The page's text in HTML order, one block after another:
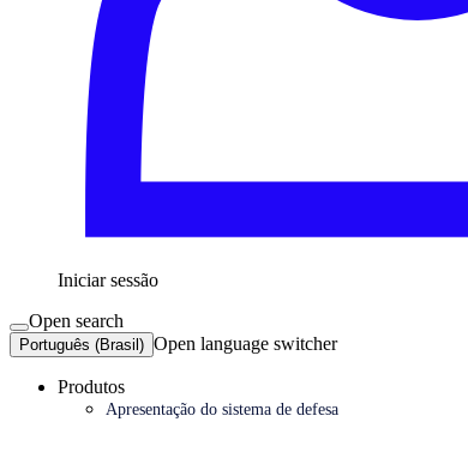
Iniciar sessão
Open search
Português (Brasil) Open language switcher
Produtos
Apresentação do sistema de defesa